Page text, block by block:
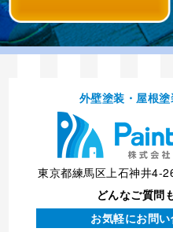
外壁塗装・屋根
東京都練馬区上石神井4-
どんなご質問
お気軽にお問い